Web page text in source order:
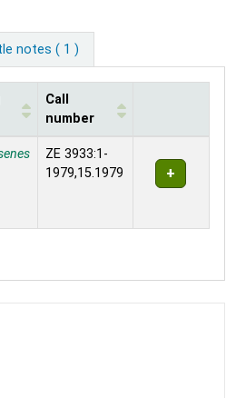
notes ( 1 )
Call
number
ZE 3933:1-
1979,15.1979